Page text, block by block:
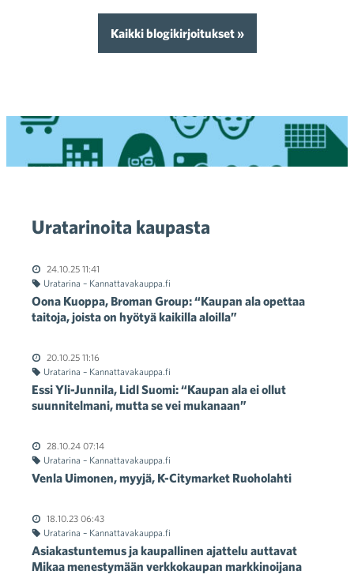
Kaikki blogikirjoitukset »
Uratarinoita kaupasta
24.10.25 11:41
Uratarina – Kannattavakauppa.fi
Oona Kuoppa, Broman Group: “Kaupan ala opettaa
taitoja, joista on hyötyä kaikilla aloilla”
20.10.25 11:16
Uratarina – Kannattavakauppa.fi
Essi Yli-Junnila, Lidl Suomi: “Kaupan ala ei ollut
suunnitelmani, mutta se vei mukanaan”
28.10.24 07:14
Uratarina – Kannattavakauppa.fi
Venla Uimonen, myyjä, K-Citymarket Ruoholahti
18.10.23 06:43
Uratarina – Kannattavakauppa.fi
Asiakastuntemus ja kaupallinen ajattelu auttavat
Mikaa menestymään verkkokaupan markkinoijana